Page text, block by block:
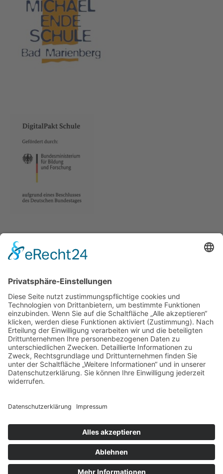
Anschrift
Erlenweg 2A
56470 Bad Marienberg
Kontakt
© Michael Ende Schule 2026